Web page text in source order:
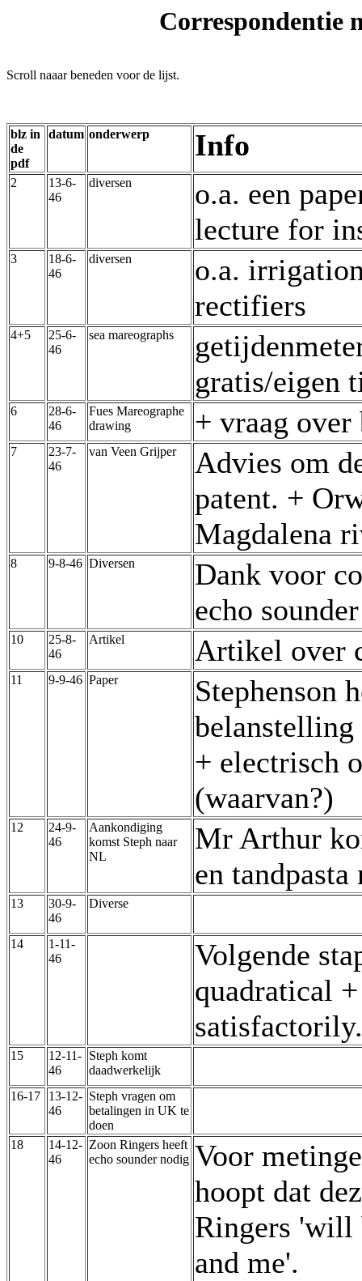
Correspondentie
Scroll naaar beneden voor de lijst.
blz in
de
pdf
datum onderwerp Info
2
13-6-
46
diversen
o.a. een
lecture for
3
18-6-
46
diversen
o.a.
rectifiers
4+5
25-6-
46
sea mareographs
gratis/eigen
6
28-6-
46
Fues Mareographe
drawing
+ vraag
7
23-7-
46
van Veen Grijper
Advies om
patent. +
Magdalena
8 9-8-46 Diversen
Dank voor
echo
10
25-8-
46
Artikel Artikel over
11 9-9-46 Paper
Stephenson
+ electrisch
(waarvan?)
12
24-9-
46
Aankondiging
komst Steph naar
NL
Mr Arthur
en
13
30-9-
46
Diverse
14
1-11-
46
Volgende
quadratical
15
12-11-
46
Steph komt
daadwerkelijk
16-17
13-12-
46
Steph vragen om
betalingen in UK te
doen
18
14-12-
46
Zoon Ringers heeft
echo sounder nodig Voor
hoopt dat
Ringers 'will
and me'.